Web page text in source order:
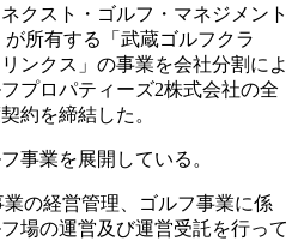
クスト・ゴルフ・マネジメント
所有する「武蔵ゴルフクラ
ンクス」の事業を会社分割によ
プロパティーズ2株式会社の全
約を締結した。
事業を展開している。
の経営管理、ゴルフ事業に係
場の運営及び運営受託を行って